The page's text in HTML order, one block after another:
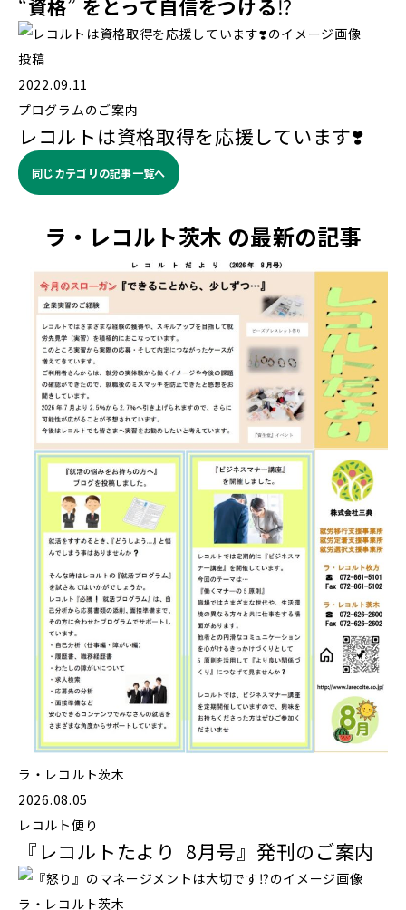
“資格” をとって自信をつける⁉️
投稿
2022.09.11
プログラムのご案内
レコルトは資格取得を応援しています❣️
同じカテゴリの記事⼀覧へ
ラ・レコルト茨木 の最新の記事
ラ・レコルト茨木
2026.08.05
レコルト便り
『レコルトたより 8月号』発刊のご案内
ラ・レコルト茨木